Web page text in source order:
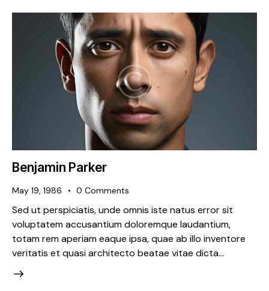
Benjamin Parker
May 19, 1986 0 Comments
Sed ut perspiciatis, unde omnis iste natus error sit
voluptatem accusantium doloremque laudantium,
totam rem aperiam eaque ipsa, quae ab illo inventore
veritatis et quasi architecto beatae vitae dicta…